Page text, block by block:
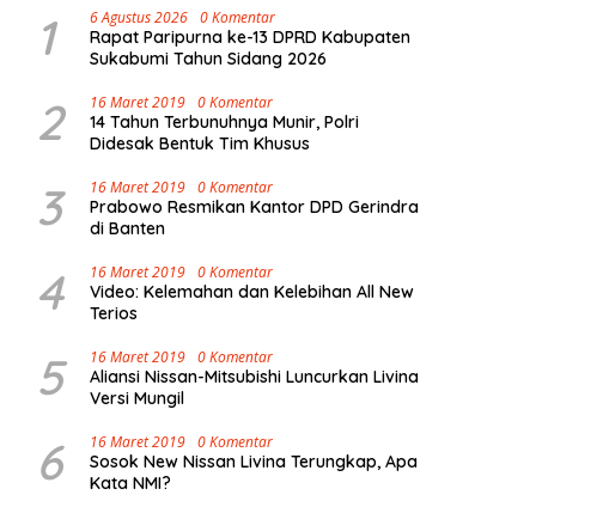
1 6 Agustus 2026 0 Komentar
Rapat Paripurna ke-13 DPRD Kabupaten
Sukabumi Tahun Sidang 2026
2 16 Maret 2019 0 Komentar
14 Tahun Terbunuhnya Munir, Polri
Didesak Bentuk Tim Khusus
3 16 Maret 2019 0 Komentar
Prabowo Resmikan Kantor DPD Gerindra
di Banten
4 16 Maret 2019 0 Komentar
Video: Kelemahan dan Kelebihan All New
Terios
5 16 Maret 2019 0 Komentar
Aliansi Nissan-Mitsubishi Luncurkan Livina
Versi Mungil
6 16 Maret 2019 0 Komentar
Sosok New Nissan Livina Terungkap, Apa
Kata NMI?